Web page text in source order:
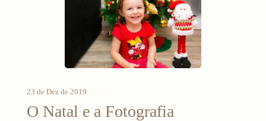
23 de Dez de 2019
O Natal e a Fotografia